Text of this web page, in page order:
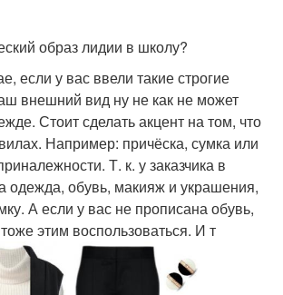
образ лидии в школу?
если у вас ввели такие строгие
внешний вид ну не как не может
Стоит сделать акцент на том, что
Например: причёска, сумка или
Т. к. у заказчика в
одежда, обувь, макияж и украшения,
А если у вас не прописана обувь,
этим воспользоваться. И т